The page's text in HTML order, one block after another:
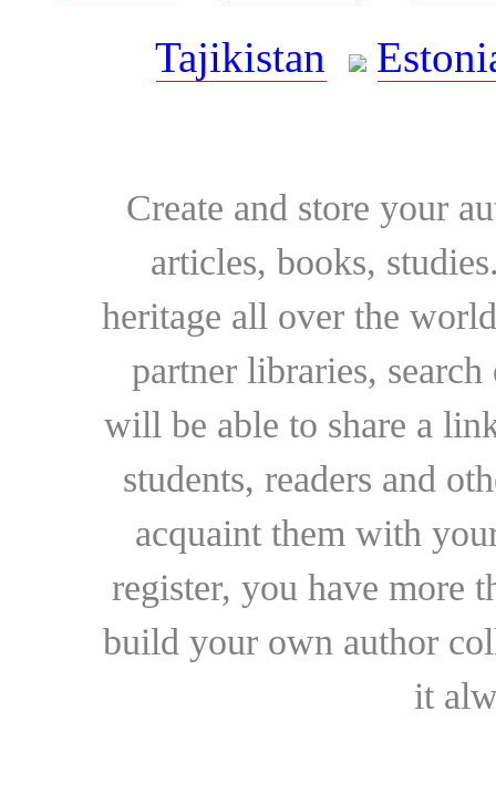
Tajikistan
Create and store your
articles, books,
heritage all over the
partner libraries,
will be able to share a
students, readers and
acquaint them with
register, you have more
build your own author
it